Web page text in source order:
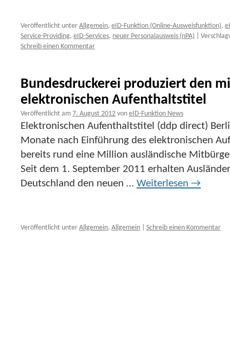
Veröffentlicht unter Allgemein, eID-Funktion (Online-Ausweisfunktion),
Service-Providing, eID-Services, neuer Personalausweis (nPA)
Schreib einen Kommentar
Bundesdruckerei produziert den
elektronischen Aufenthaltstitel
Veröffentlicht am 7. August 2012 von eID-Funktion News
Elektronischen Aufenthaltstitel (ddp direct)
Monate nach Einführung des elektronischen
bereits rund eine Million ausländische
Seit dem 1. September 2011 erhalten
Deutschland den neuen … Weiterlesen →
Veröffentlicht unter Allgemein, Allgemein Schreib einen Kommentar